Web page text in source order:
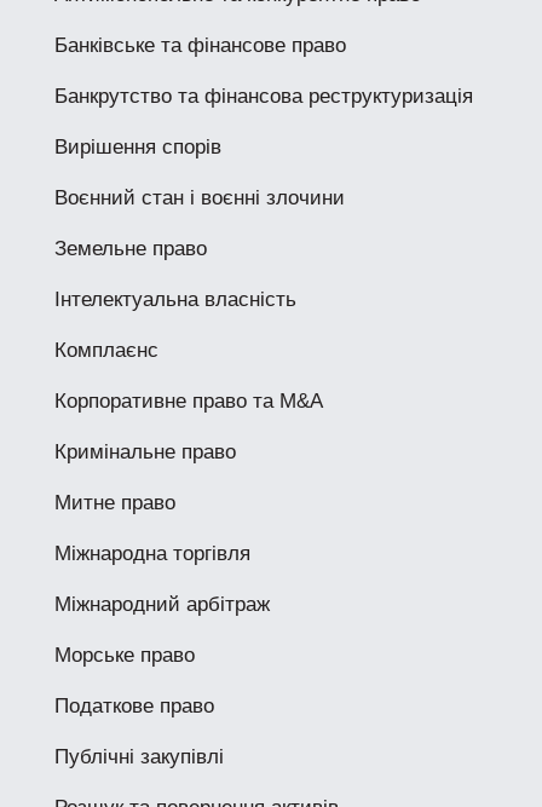
Банківське та фінансове право
Банкрутство та фінансова реструктуризація
Вирішення спорів
Воєнний стан і воєнні злочини
Земельне право
Інтелектуальна власність
Комплаєнс
Корпоративне право та M&A
Кримінальне право
Митне право
Міжнародна торгівля
Міжнародний арбітраж
Морське право
Податкове право
Публічні закупівлі